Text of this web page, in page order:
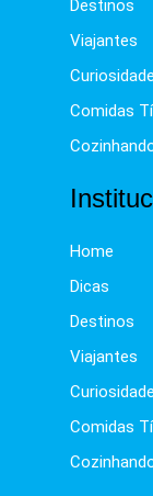
Destinos
Viajantes
Comidas
Home
Dicas
Destinos
Viajantes
Comidas